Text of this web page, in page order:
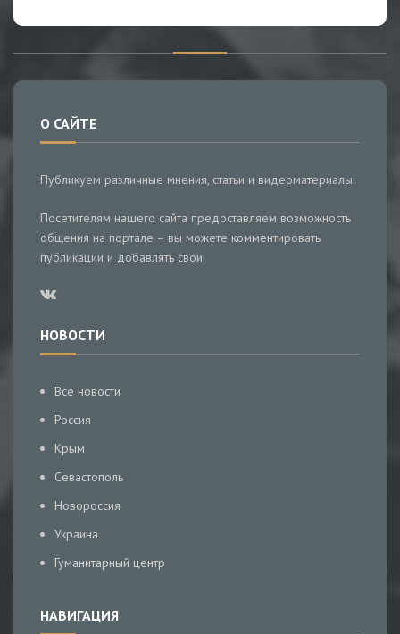
О САЙТЕ
Публикуем различные мнения, статьи и видеоматериалы.
Посетителям нашего сайта предоставляем возможность
общения на портале – вы можете комментировать
публикации и добавлять свои.
НОВОСТИ
Все новости
Россия
Крым
Севастополь
Новороссия
Украина
Гуманитарный центр
НАВИГАЦИЯ